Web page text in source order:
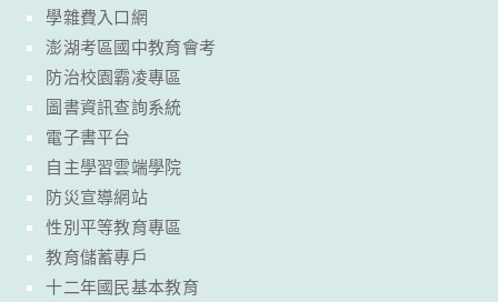
學雜費入口網
澎湖考區國中教育會考
防治校園霸凌專區
圖書資訊查詢系統
電子書平台
自主學習雲端學院
防災宣導網站
性別平等教育專區
教育儲蓄專戶
十二年國民基本教育